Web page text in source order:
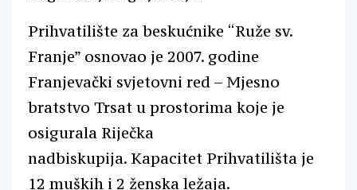
Prihvatilište za beskućnike “Ruže sv.
Franje” osnovao je 2007. godine
Franjevački svjetovni red – Mjesno
bratstvo Trsat u prostorima koje je
osigurala Riječka
nadbiskupija. Kapacitet Prihvatilišta je
12 muških i 2 ženska ležaja.